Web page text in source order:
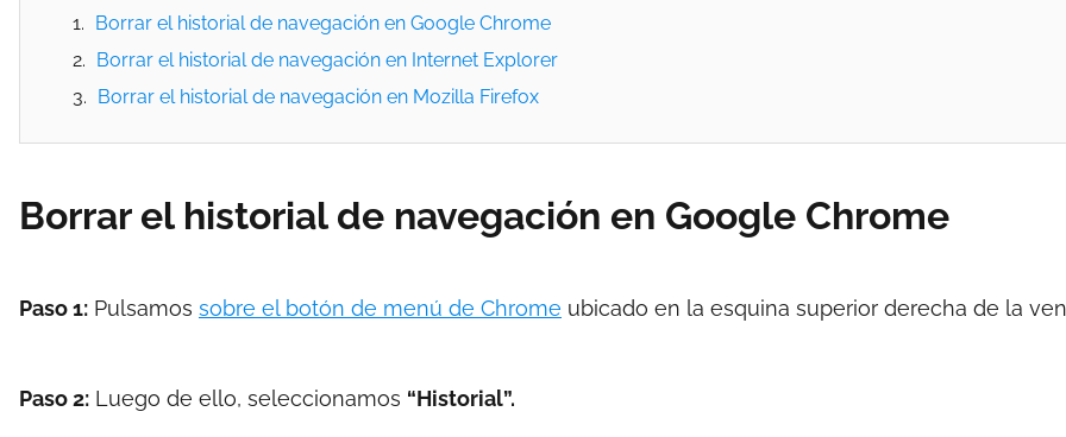
Borrar el historial de navegación en Google Chrome
Borrar el historial de navegación en Internet Explorer
Borrar el historial de navegación en Mozilla Firefox
Borrar el historial de navegación en Google Chrome
Paso 1: Pulsamos sobre el botón de menú de Chrome ubicado en la esquina superior derecha de la
Paso 2: Luego de ello, seleccionamos “Historial”.